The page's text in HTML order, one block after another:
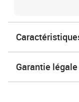
Garantie légale